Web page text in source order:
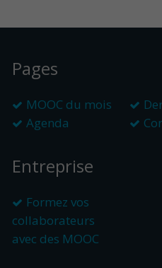
Pages
MOOC du mois
Agenda
Entreprise
Formez vos
collaborateurs
avec des MOOC